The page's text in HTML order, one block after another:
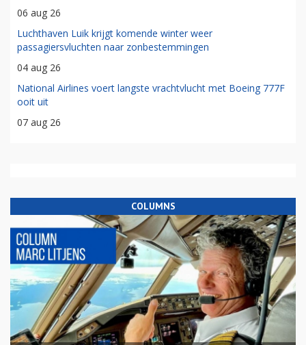
06 aug 26
Luchthaven Luik krijgt komende winter weer
passagiersvluchten naar zonbestemmingen
04 aug 26
National Airlines voert langste vrachtvlucht met Boeing 777F
ooit uit
07 aug 26
COLUMNS